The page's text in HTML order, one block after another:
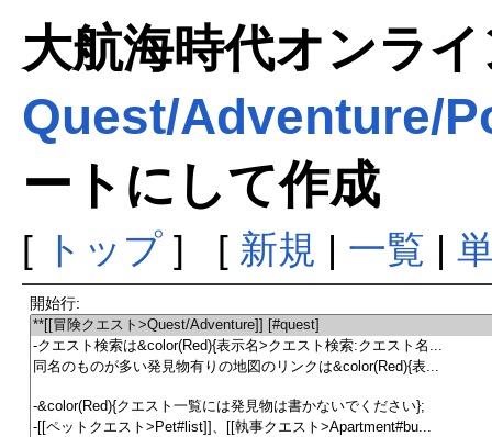
大航海時代オンラ
Quest/Adventure/
ートにして作成
[ トップ] [ 新規 | 一覧 |
開始行: